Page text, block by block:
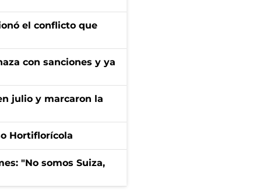
el conflicto que
con sanciones y ya
julio y marcaron la
Hortiflorícola
"No somos Suiza,